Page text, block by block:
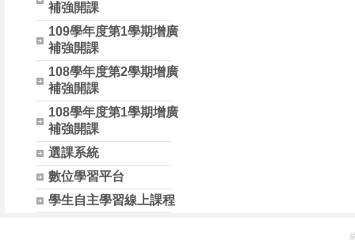
補強開課
109學年度第1學期增廣
補強開課
108學年度第2學期增廣
補強開課
108學年度第1學期增廣
補強開課
選課系統
數位學習平台
學生自主學習線上課程